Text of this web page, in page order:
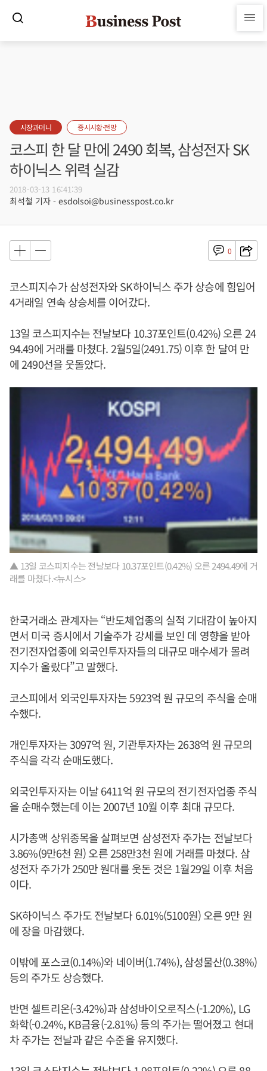
시장과머니 증시시황·전망
코스피 한 달 만에 2490 회복, 삼성전자 SK
하이닉스 위력 실감
2018-03-13 16:41:39
최석철 기자 - esdolsoi@businesspost.co.kr
0
코스피지수가 삼성전자와 SK하이닉스 주가 상승에 힘입어
4거래일 연속 상승세를 이어갔다.
13일 코스피지수는 전날보다 10.37포인트(0.42%) 오른 24
94.49에 거래를 마쳤다. 2월5일(2491.75) 이후 한 달여 만
에 2490선을 웃돌았다.
▲ 13일 코스피지수는 전날보다 10.37포인트(0.42%) 오른 2494.49에 거
래를 마쳤다.<뉴시스>
한국거래소 관계자는 “반도체업종의 실적 기대감이 높아지
면서 미국 증시에서 기술주가 강세를 보인 데 영향을 받아
전기전자업종에 외국인투자자들의 대규모 매수세가 몰려
지수가 올랐다”고 말했다.
코스피에서 외국인투자자는 5923억 원 규모의 주식을 순매
수했다.
개인투자자는 3097억 원, 기관투자자는 2638억 원 규모의
주식을 각각 순매도했다.
외국인투자자는 이날 6411억 원 규모의 전기전자업종 주식
을 순매수했는데 이는 2007년 10월 이후 최대 규모다.
시가총액 상위종목을 살펴보면 삼성전자 주가는 전날보다
3.86%(9만6천 원) 오른 258만3천 원에 거래를 마쳤다. 삼
성전자 주가가 250만 원대를 웃돈 것은 1월29일 이후 처음
이다.
SK하이닉스 주가도 전날보다 6.01%(5100원) 오른 9만 원
에 장을 마감했다.
이밖에 포스코(0.14%)와 네이버(1.74%), 삼성물산(0.38%)
등의 주가도 상승했다.
반면 셀트리온(-3.42%)과 삼성바이오로직스(-1.20%), LG
화학(-0.24%, KB금융(-2.81%) 등의 주가는 떨어졌고 현대
차 주가는 전날과 같은 수준을 유지했다.